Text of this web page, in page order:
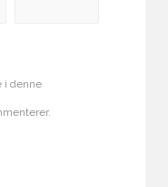
i denne